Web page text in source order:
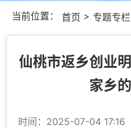
当前位置： 首页 > 专题专栏
仙桃市返乡创业
家乡
时间：2025-07-04 17:16